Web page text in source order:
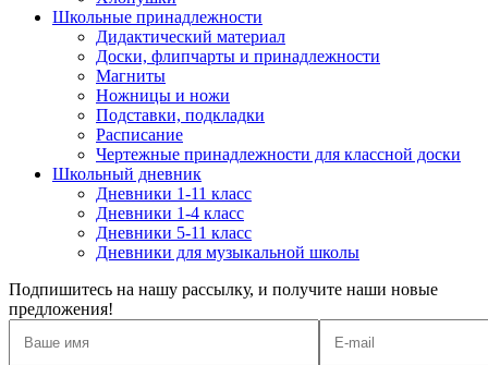
Школьные принадлежности
Дидактический материал
Доски, флипчарты и принадлежности
Магниты
Ножницы и ножи
Подставки, подкладки
Расписание
Чертежные принадлежности для классной доски
Школьный дневник
Дневники 1-11 класс
Дневники 1-4 класс
Дневники 5-11 класс
Дневники для музыкальной школы
Подпишитесь на нашу рассылку, и получите наши новые
предложения!